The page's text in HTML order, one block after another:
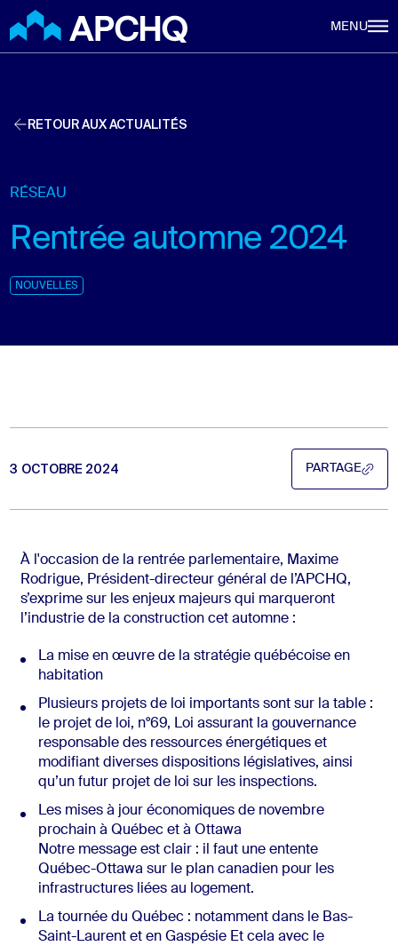
MENU
RETOUR AUX ACTUALITÉS
RÉSEAU
Rentrée automne 2024
NOUVELLES
3 OCTOBRE 2024 PARTAGE
PARTAGE
À l'occasion de la rentrée parlementaire, Maxime
Rodrigue, Président-directeur général de l’APCHQ,
s’exprime sur les enjeux majeurs qui marqueront
l’industrie de la construction cet automne :
La mise en œuvre de la stratégie québécoise en
habitation
Plusieurs projets de loi importants sont sur la table :
le projet de loi, n°69, Loi assurant la gouvernance
responsable des ressources énergétiques et
modifiant diverses dispositions législatives, ainsi
qu’un futur projet de loi sur les inspections.
Les mises à jour économiques de novembre
prochain à Québec et à Ottawa
Notre message est clair : il faut une entente
Québec-Ottawa sur le plan canadien pour les
infrastructures liées au logement.
La tournée du Québec : notamment dans le Bas-
Saint-Laurent et en Gaspésie Et cela avec le